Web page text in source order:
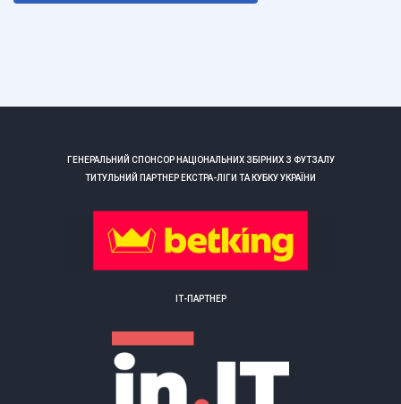
ГЕНЕРАЛЬНИЙ СПОНСОР НАЦІОНАЛЬНИХ ЗБІРНИХ З ФУТЗАЛУ
ТИТУЛЬНИЙ ПАРТНЕР ЕКСТРА-ЛІГИ ТА КУБКУ УКРАЇНИ
ІТ-ПАРТНЕР